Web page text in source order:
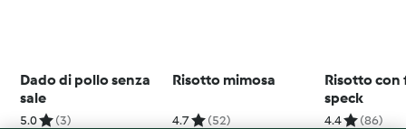
Dado di pollo senza
sale
5.0 (3)
Risotto mimosa
4.7 (52)
Risotto con
speck
4.4 (86)